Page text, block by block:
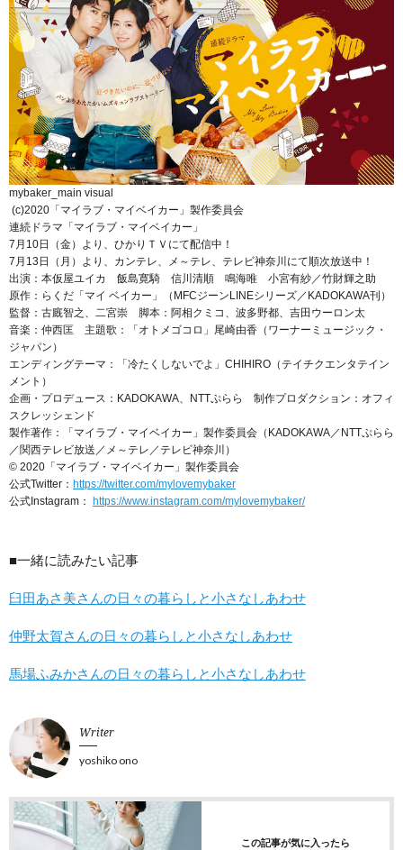
mybaker_main visual
(c)2020「マイラブ・マイベイカー」製作委員会
連続ドラマ「マイラブ・マイベイカー」
7月10日（金）より、ひかりＴＶにて配信中！
7月13日（月）より、カンテレ、メ～テレ、テレビ神奈川にて順次放送中！
出演：本仮屋ユイカ 飯島寛騎 信川清順 鳴海唯 小宮有紗／竹財輝之助
原作：らくだ「マイ ベイカー」（MFCジーンLINEシリーズ／KADOKAWA刊）
監督：古廐智之、二宮崇 脚本：阿相クミコ、波多野都、吉田ウーロン太
音楽：仲西匡 主題歌：「オトメゴコロ」尾崎由香（ワーナーミュージック・
ジャパン）
エンディングテーマ：「冷たくしないでよ」CHIHIRO（テイチクエンタテイン
メント）
企画・プロデュース：KADOKAWA、NTTぷらら 制作プロダクション：オフィ
スクレッシェンド
製作著作：「マイラブ・マイベイカー」製作委員会（KADOKAWA／NTTぷらら
／関西テレビ放送／メ～テレ／テレビ神奈川）
© 2020「マイラブ・マイベイカー」製作委員会
公式Twitter： https://twitter.com/mylovemybaker
公式Instagram： https://www.instagram.com/mylovemybaker/
■一緒に読みたい記事
臼田あさ美さんの日々の暮らしと小さなしあわせ
仲野太賀さんの日々の暮らしと小さなしあわせ
馬場ふみかさんの日々の暮らしと小さなしあわせ
Writer
yoshiko ono
この記事が気に入ったら